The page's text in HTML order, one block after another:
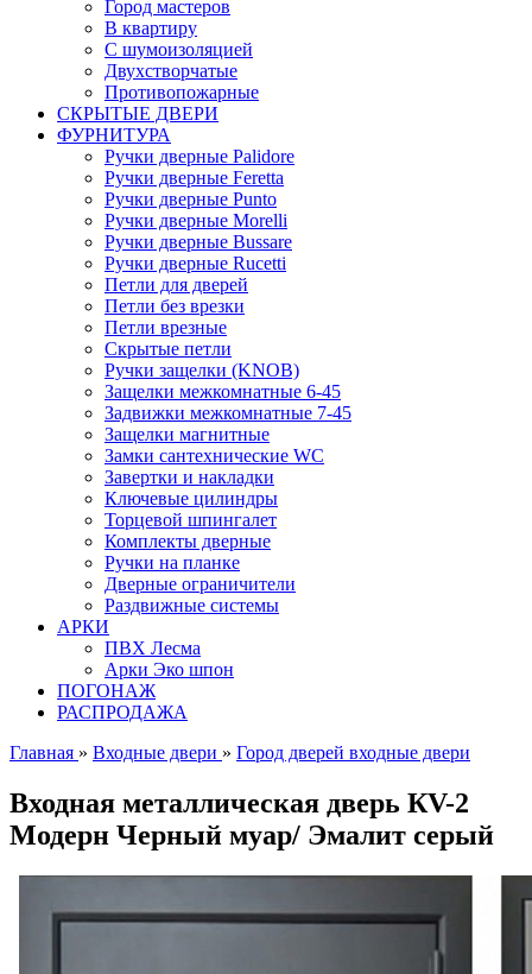
Город мастеров
В квартиру
С шумоизоляцией
Двухстворчатые
Противопожарные
СКРЫТЫЕ ДВЕРИ
ФУРНИТУРА
Ручки дверные Palidore
Ручки дверные Feretta
Ручки дверные Punto
Ручки дверные Morelli
Ручки дверные Bussare
Ручки дверные Rucetti
Петли для дверей
Петли без врезки
Петли врезные
Скрытые петли
Ручки защелки (KNOB)
Защелки межкомнатные 6-45
Задвижки межкомнатные 7-45
Защелки магнитные
Замки сантехнические WC
Завертки и накладки
Ключевые цилиндры
Торцевой шпингалет
Комплекты дверные
Ручки на планке
Дверные ограничители
Раздвижные системы
АРКИ
ПВХ Лесма
Арки Эко шпон
ПОГОНАЖ
РАСПРОДАЖА
Главная » Входные двери » Город дверей входные двери
Входная металлическая дверь КV-2
Модерн Черный муар/ Эмалит серый